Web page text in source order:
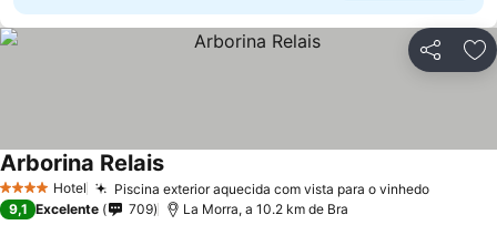
Partilhar
4 EstrelasHotel Piscina exterior aquecida com vista para o vinhedo
Arborina Relais
9,1 Excelente 709 La Morra, a 10.2 km de Bra